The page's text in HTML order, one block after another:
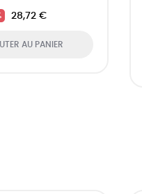
28,72 €
AU PANIER